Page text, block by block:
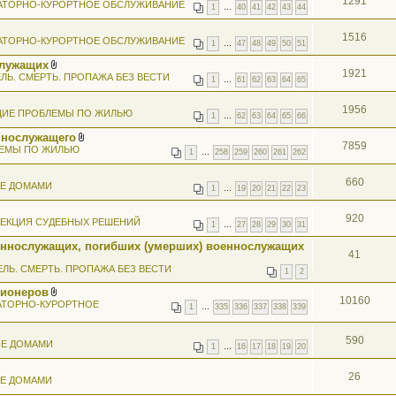
1 40 41 42 43 44
КУРОРТНОЕ ОБСЛУЖИВАНИЕ
1 47 48 49 50 51
КУРОРТНОЕ ОБСЛУЖИВАНИЕ 1516
о
е
н
и
я
1 61 62 63 64 65
СМЕРТЬ. ПРОПАЖА БЕЗ ВЕСТИ 1921
1 62 63 64 65 66
ПРОБЛЕМЫ ПО ЖИЛЬЮ 1956
о
н
я
1 258 259 260 261 262
ПО ЖИЛЬЮ 7859
1 19 20 21 22 23
ДОМАМИ 660
1 27 28 29 30 31
СУДЕБНЫХ РЕШЕНИЙ 920
погибших (умерших) военнослужащих
1 2
СМЕРТЬ. ПРОПАЖА БЕЗ ВЕСТИ
41
В
о
1 335 336 337 338 339
КУРОРТНОЕ
10160
1 16 17 18 19 20
ДОМАМИ 590
ДОМАМИ 26